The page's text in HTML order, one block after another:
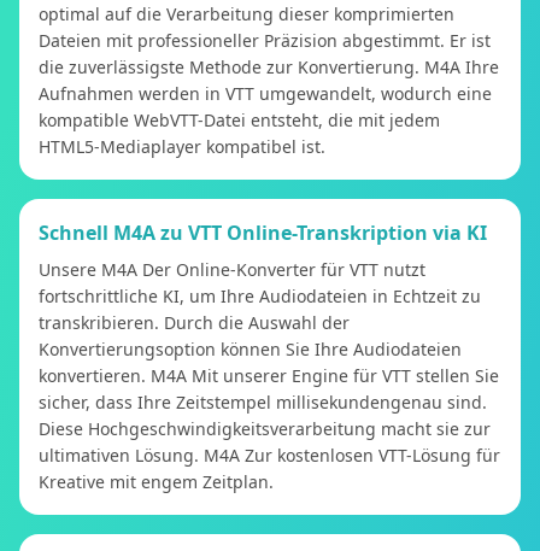
optimal auf die Verarbeitung dieser komprimierten
Dateien mit professioneller Präzision abgestimmt. Er ist
die zuverlässigste Methode zur Konvertierung. M4A Ihre
Aufnahmen werden in VTT umgewandelt, wodurch eine
kompatible WebVTT-Datei entsteht, die mit jedem
HTML5-Mediaplayer kompatibel ist.
Schnell M4A zu VTT Online-Transkription via KI
Unsere M4A Der Online-Konverter für VTT nutzt
fortschrittliche KI, um Ihre Audiodateien in Echtzeit zu
transkribieren. Durch die Auswahl der
Konvertierungsoption können Sie Ihre Audiodateien
konvertieren. M4A Mit unserer Engine für VTT stellen Sie
sicher, dass Ihre Zeitstempel millisekundengenau sind.
Diese Hochgeschwindigkeitsverarbeitung macht sie zur
ultimativen Lösung. M4A Zur kostenlosen VTT-Lösung für
Kreative mit engem Zeitplan.